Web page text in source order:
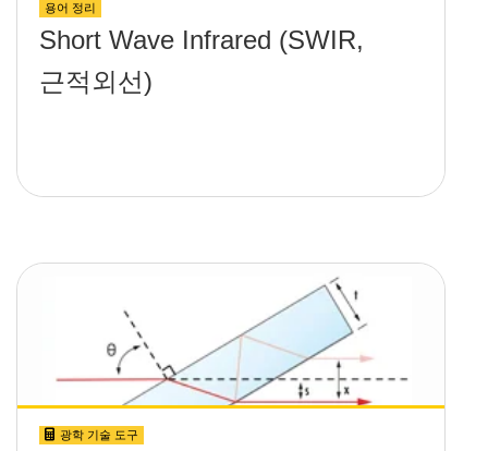
용어 정리
Short Wave Infrared (SWIR,
근적외선)
광학 기술 도구